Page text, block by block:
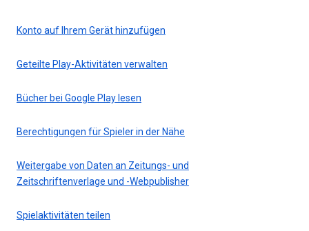
Konto auf Ihrem Gerät hinzufügen
Geteilte Play-Aktivitäten verwalten
Bücher bei Google Play lesen
Berechtigungen für Spieler in der Nähe
Weitergabe von Daten an Zeitungs- und
Zeitschriftenverlage und -Webpublisher
Spielaktivitäten teilen